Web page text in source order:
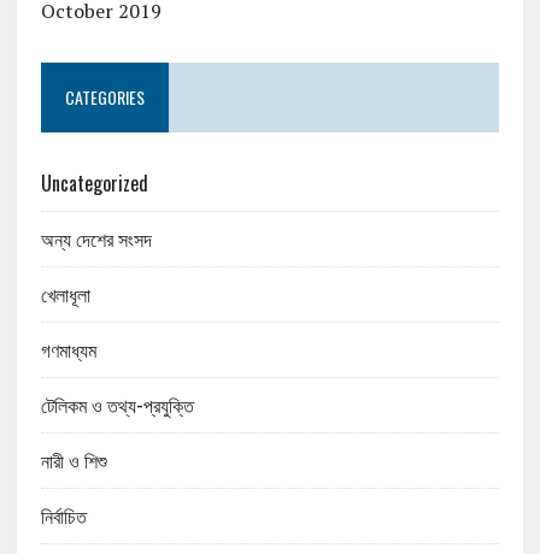
October 2019
CATEGORIES
Uncategorized
অন্য দেশের সংসদ
খেলাধূলা
গণমাধ্যম
টেলিকম ও তথ্য-প্রযুক্তি
নারী ও শিশু
নির্বাচিত